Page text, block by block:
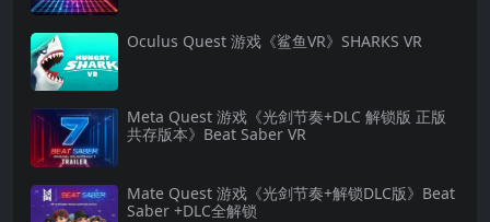
Oculus Quest 游戏《鲨鱼VR》SHARKS VR
Meta Quest 游戏《光剑节奏+DLC 解锁版 正版
共存版本》Beat Saber VR
Mate Quest 游戏《光剑节奏+解锁DLC版》Beat
Saber +DLC全解锁